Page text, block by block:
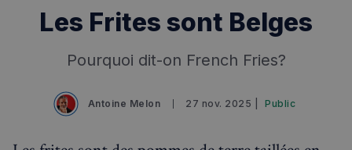
Les Frites sont Belges
Pourquoi dit-on French Fries?
Antoine Melon 27 nov. 2025 | Public